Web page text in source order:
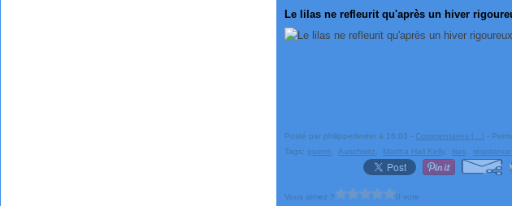
Le lilas ne refleurit qu'après un hiver
Posté par philippedester à 16:03 - Commentaires [ …] -
Tags:guerre Auschwitz Martha Hall Kelly, lilas résistance
Vous aimez ? 0 vote